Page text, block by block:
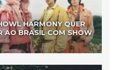
HARMONY QUER
AO BRASIL COM SHOW